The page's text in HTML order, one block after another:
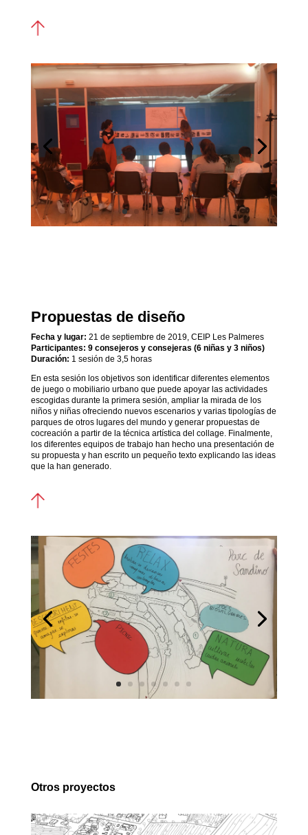
Propuestas de diseño
Fecha y lugar: 21 de septiembre de 2019, CEIP Les Palmeres
Participantes: 9 consejeros y consejeras (6 niñas y 3 niños)
Duración: 1 sesión de 3,5 horas
En esta sesión los objetivos son identificar diferentes elementos
de juego o mobiliario urbano que puede apoyar las actividades
escogidas durante la primera sesión, ampliar la mirada de los
niños y niñas ofreciendo nuevos escenarios y varias tipologías de
parques de otros lugares del mundo y generar propuestas de
cocreación a partir de la técnica artística del collage. Finalmente,
los diferentes equipos de trabajo han hecho una presentación de
su propuesta y han escrito un pequeño texto explicando las ideas
que la han generado.
Otros proyectos